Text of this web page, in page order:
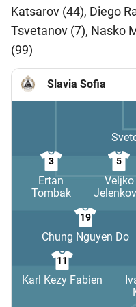
Katsarov (44), Diego
Tsvetanov (7), Nasko
(99)
Slavia Sofia
3
Ertan
Tombak
5
Veljko
19
Chung Nguyen Do
11
Karl Kezy Fabien